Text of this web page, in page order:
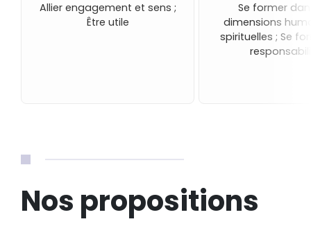
Allier engagement et sens ;
Être utile
Se former
dimensions
spirituelles ; Se
Nos propositions